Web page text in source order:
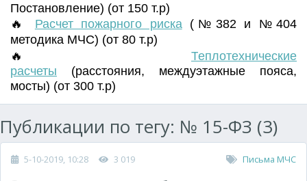
Постановление) (от 150 т.р)
🔥 Расчет пожарного риска(№382 и №404
методика МЧС) (от 80 т.р)
🔥 Теплотехнические
расчеты (расстояния, междуэтажные пояса,
мосты) (от 300 т.р)
Публикации по тегу: № 15-ФЗ (3)
5-10-2019, 10:28 3 019 Письма МЧС